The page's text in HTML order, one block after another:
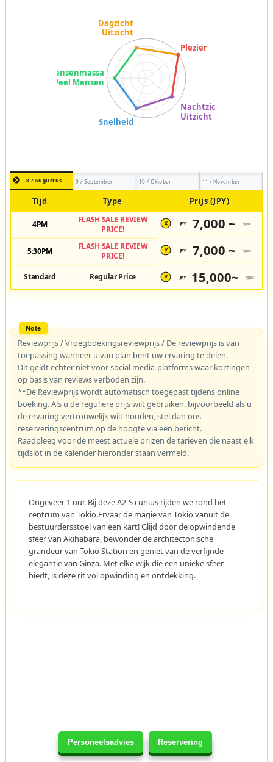
Personeelsadvies Reservering
8 / Augustus 9 / September 10 / Oktober 11 / November
Tijd Type Prijs (JPY)
4PM
FLASH SALE REVIEW
PRICE!
¥ JPY 7,000 ~ /pax
5:30PM
FLASH SALE REVIEW
PRICE!
¥ JPY 7,000 ~ /pax
Standard Regular Price ¥ JPY 15,000~ /pax
Reviewprijs / Vroegboekingsreviewprijs / De reviewprijs is van
toepassing wanneer u van plan bent uw ervaring te delen.
Dit geldt echter niet voor social media-platforms waar kortingen
op basis van reviews verboden zijn.
**De Reviewprijs wordt automatisch toegepast tijdens online
boeking. Als u de reguliere prijs wilt gebruiken, bijvoorbeeld als u
de ervaring vertrouwelijk wilt houden, stel dan ons
reserveringscentrum op de hoogte via een bericht.
Raadpleeg voor de meest actuele prijzen de tarieven die naast elk
tijdslot in de kalender hieronder staan vermeld.
Ongeveer 1 uur. Bij deze A2-S cursus rijden we rond het
centrum van Tokio.Ervaar de magie van Tokio vanuit de
bestuurdersstoel van een kart! Glijd door de opwindende
sfeer van Akihabara, bewonder de architectonische
grandeur van Tokio Station en geniet van de verfijnde
elegantie van Ginza. Met elke wijk die een unieke sfeer
biedt, is deze rit vol opwinding en ontdekking.